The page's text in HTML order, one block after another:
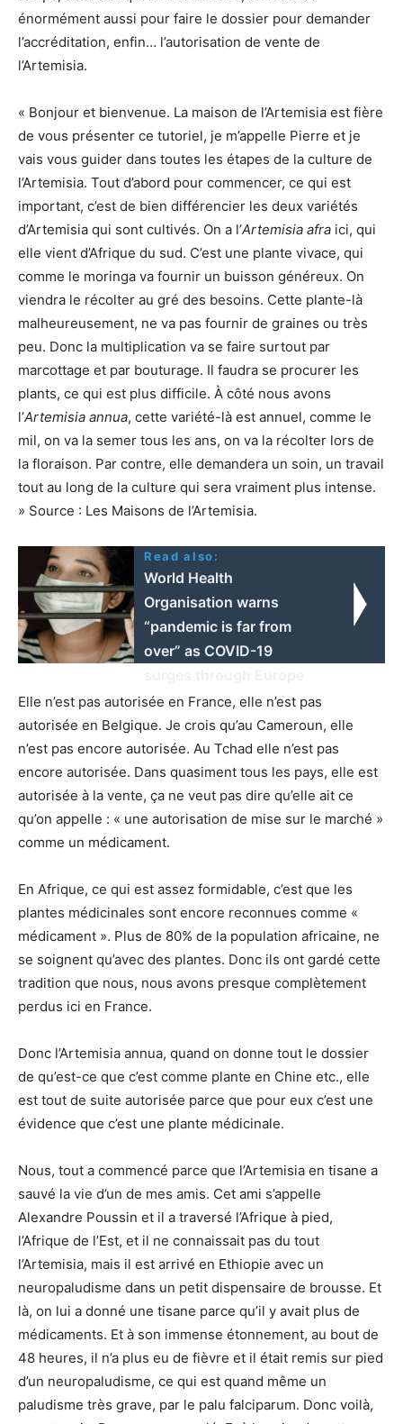
énormément aussi pour faire le dossier pour demander
l’accréditation, enfin… l’autorisation de vente de
l’Artemisia.
« Bonjour et bienvenue. La maison de l’Artemisia est fière
de vous présenter ce tutoriel, je m’appelle Pierre et je
vais vous guider dans toutes les étapes de la culture de
l’Artemisia. Tout d’abord pour commencer, ce qui est
important, c’est de bien différencier les deux variétés
d’Artemisia qui sont cultivés. On a l’Artemisia afra ici, qui
elle vient d’Afrique du sud. C’est une plante vivace, qui
comme le moringa va fournir un buisson généreux. On
viendra le récolter au gré des besoins. Cette plante-là
malheureusement, ne va pas fournir de graines ou très
peu. Donc la multiplication va se faire surtout par
marcottage et par bouturage. Il faudra se procurer les
plants, ce qui est plus difficile. À côté nous avons
l’Artemisia annua, cette variété-là est annuel, comme le
mil, on va la semer tous les ans, on va la récolter lors de
la floraison. Par contre, elle demandera un soin, un travail
tout au long de la culture qui sera vraiment plus intense.
» Source : Les Maisons de l’Artemisia.
Read also:
World Health
Organisation warns
“pandemic is far from
over” as COVID-19
Elle n’est pas autorisée en France, elle n’est pas
autorisée en Belgique. Je crois qu’au Cameroun, elle
n’est pas encore autorisée. Au Tchad elle n’est pas
encore autorisée. Dans quasiment tous les pays, elle est
autorisée à la vente, ça ne veut pas dire qu’elle ait ce
qu’on appelle : « une autorisation de mise sur le marché »
comme un médicament.
En Afrique, ce qui est assez formidable, c’est que les
plantes médicinales sont encore reconnues comme «
médicament ». Plus de 80% de la population africaine, ne
se soignent qu’avec des plantes. Donc ils ont gardé cette
tradition que nous, nous avons presque complètement
perdus ici en France.
Donc l’Artemisia annua, quand on donne tout le dossier
de qu’est-ce que c’est comme plante en Chine etc., elle
est tout de suite autorisée parce que pour eux c’est une
évidence que c’est une plante médicinale.
Nous, tout a commencé parce que l’Artemisia en tisane a
sauvé la vie d’un de mes amis. Cet ami s’appelle
Alexandre Poussin et il a traversé l’Afrique à pied,
l’Afrique de l’Est, et il ne connaissait pas du tout
l’Artemisia, mais il est arrivé en Ethiopie avec un
neuropaludisme dans un petit dispensaire de brousse. Et
là, on lui a donné une tisane parce qu’il y avait plus de
médicaments. Et à son immense étonnement, au bout de
48 heures, il n’a plus eu de fièvre et il était remis sur pied
d’un neuropaludisme, ce qui est quand même un
paludisme très grave, par le palu falciparum. Donc voilà,